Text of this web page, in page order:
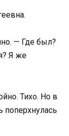
— Где был?
Я же
Тихо. Но в
поперхнулась